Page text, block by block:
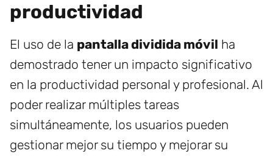
productividad
El uso de la pantalla dividida móvil ha
demostrado tener un impacto significativo
en la productividad personal y profesional. Al
poder realizar múltiples tareas
simultáneamente, los usuarios pueden
gestionar mejor su tiempo y mejorar su